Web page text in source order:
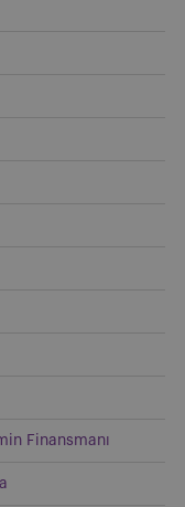
Finansmanı